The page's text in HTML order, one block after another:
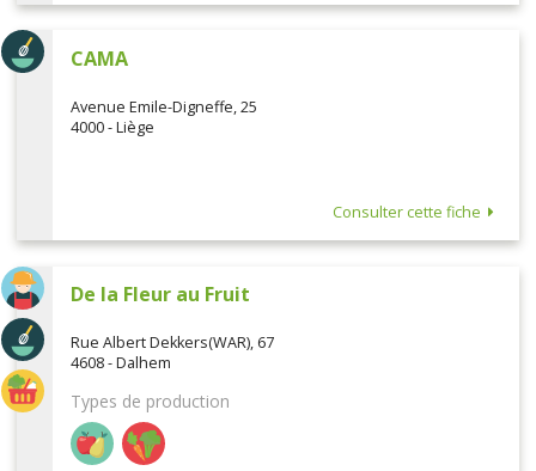
CAMA
Avenue Emile-Digneffe, 25
4000 - Liège
Consulter cette fiche
De la Fleur au Fruit
Rue Albert Dekkers(WAR), 67
4608 - Dalhem
Types de production